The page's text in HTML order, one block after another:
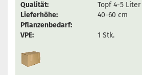
Qualität:
Topf 4-5 Liter
Lieferhöhe:
40-60 cm
Pflanzenbedarf:
VPE:
1 Stk.